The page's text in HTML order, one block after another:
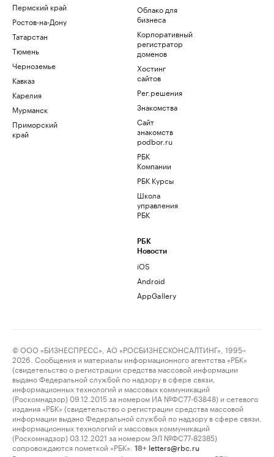
Пермский край
Ростов-на-Дону
Татарстан
Тюмень
Черноземье
Кавказ
Карелия
Мурманск
Приморский
край
Облако для
бизнеса
Корпоративный
регистратор
доменов
Хостинг
сайтов
Рег.решения
Знакомства
Сайт
знакомств
podbor.ru
РБК
Компании
РБК Курсы
Школа
управления
РБК
РБК
Новости
iOS
Android
AppGallery
© ООО «БИЗНЕСПРЕСС», АО «РОСБИЗНЕСКОНСАЛТИНГ», 1995–
2026. Сообщения и материалы информационного агентства «РБК»
(свидетельство о регистрации средства массовой информации
выдано Федеральной службой по надзору в сфере связи,
информационных технологий и массовых коммуникаций
(Роскомнадзор) 09.12.2015 за номером ИА №ФС77-63848) и сетевого
издания «РБК» (свидетельство о регистрации средства массовой
информации выдано Федеральной службой по надзору в сфере связи,
информационных технологий и массовых коммуникаций
(Роскомнадзор) 03.12.2021 за номером ЭЛ №ФС77-82385)
сопровождаются пометкой «РБК».
18+ letters@rbc.ru